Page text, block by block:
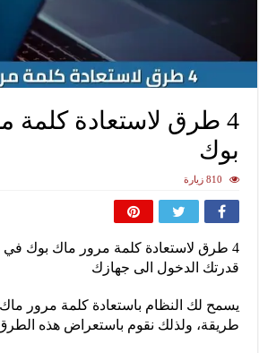
4 طرق لاستعادة كلمة
بوك
810 زيارة
4 طرق لاستعادة كلمة مرور ماك بوك في
قدرتك الدخول الى جهازك
يسمح لك النظام باستعادة كلمة مرور
طريقة، ولذلك نقوم باستعراض هذه